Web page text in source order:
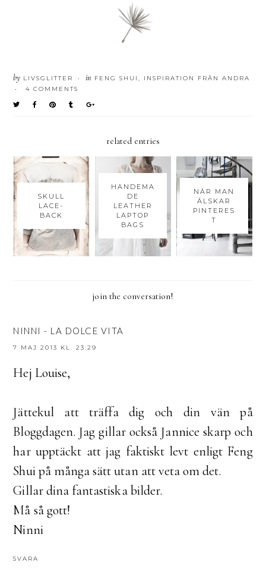
by LIVSGLITTER • in FENG SHUI, INSPIRATION FRÅN ANDRA
• 4 COMMENTS
related entries
SKULL
LACE-
BACK
HANDEMA
DE
LEATHER
LAPTOP
BAGS
NÄR MAN
ÄLSKAR
PINTERES
T
join the conversation!
NINNI - LA DOLCE VITA
7 MAJ 2013 KL. 23:29
Hej Louise,
Jättekul att träffa dig och din vän på
Bloggdagen. Jag gillar också Jannice skarp och
har upptäckt att jag faktiskt levt enligt Feng
Shui på många sätt utan att veta om det.
Gillar dina fantastiska bilder.
Må så gott!
Ninni
SVARA